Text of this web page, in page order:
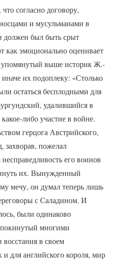
согласно договору,
и мусульманами в
должен был быть срыт
как эмоционально оценивает
упомянутый выше историк Ж.-
их подоплеку: «Столько
остаться бесплодными для
удалившийся в
либо участие в войне.
герцога Австрийского,
захворав, пожелал
его воинов
их. Вынужденный
мечу, он думал теперь лишь
с Саладином. И
были одинаково
многими
в своем
и для английского короля, мир